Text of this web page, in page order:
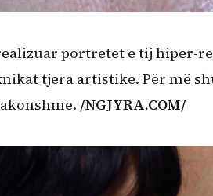
portretet e tij hiper-
tjera artistike. Për më
/NGJYRA.COM/